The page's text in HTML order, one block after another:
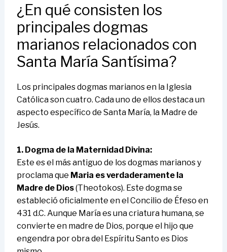
¿En qué consisten los
principales dogmas
marianos relacionados con
Santa María Santísima?
Los principales dogmas marianos en la Iglesia
Católica son cuatro. Cada uno de ellos destaca un
aspecto específico de Santa María, la Madre de
Jesús.
1. Dogma de la Maternidad Divina:
Este es el más antiguo de los dogmas marianos y
proclama que Maria es verdaderamente la
Madre de Dios(Theotokos). Este dogma se
estableció oficialmente en el Concilio de Éfeso en
431 d.C. Aunque María es una criatura humana, se
convierte en madre de Dios, porque el hijo que
engendra por obra del Espíritu Santo es Dios